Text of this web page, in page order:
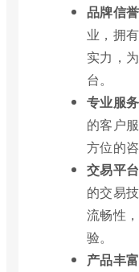
品牌信誉
业，拥
实力，
台。
专业服务
的客户
方位的
交易平
的交易
流畅性
验。
产品丰富